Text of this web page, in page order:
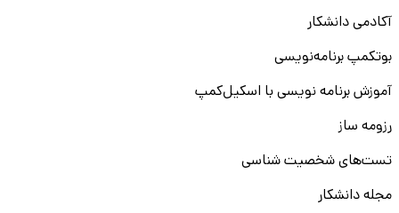
آکادمی دانشکار
بوتکمپ برنامه‌نویسی
آموزش برنامه نویسی با اسکیل‌کمپ
رزومه ساز
تست‌های شخصیت شناسی
مجله دانشکار